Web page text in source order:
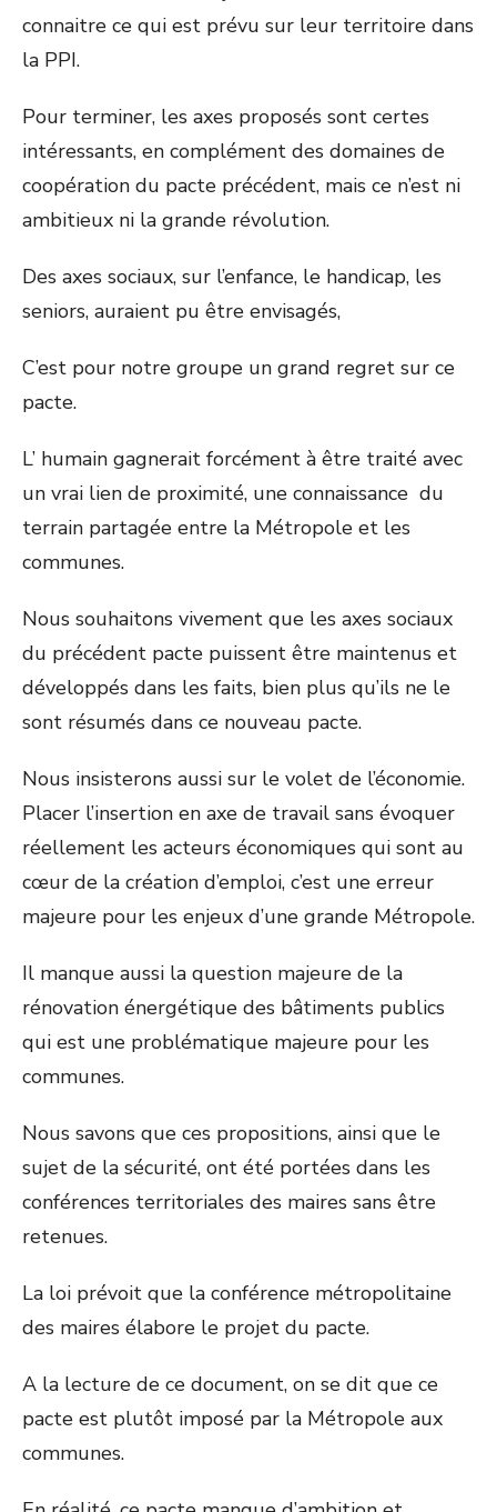
connaitre ce qui est prévu sur leur territoire dans
la PPI.
Pour terminer, les axes proposés sont certes
intéressants, en complément des domaines de
coopération du pacte précédent, mais ce n’est ni
ambitieux ni la grande révolution.
Des axes sociaux, sur l’enfance, le handicap, les
seniors, auraient pu être envisagés,
C’est pour notre groupe un grand regret sur ce
pacte.
L’ humain gagnerait forcément à être traité avec
un vrai lien de proximité, une connaissance du
terrain partagée entre la Métropole et les
communes.
Nous souhaitons vivement que les axes sociaux
du précédent pacte puissent être maintenus et
développés dans les faits, bien plus qu’ils ne le
sont résumés dans ce nouveau pacte.
Nous insisterons aussi sur le volet de l’économie.
Placer l’insertion en axe de travail sans évoquer
réellement les acteurs économiques qui sont au
cœur de la création d’emploi, c’est une erreur
majeure pour les enjeux d’une grande Métropole.
Il manque aussi la question majeure de la
rénovation énergétique des bâtiments publics
qui est une problématique majeure pour les
communes.
Nous savons que ces propositions, ainsi que le
sujet de la sécurité, ont été portées dans les
conférences territoriales des maires sans être
retenues.
La loi prévoit que la conférence métropolitaine
des maires élabore le projet du pacte.
A la lecture de ce document, on se dit que ce
pacte est plutôt imposé par la Métropole aux
communes.